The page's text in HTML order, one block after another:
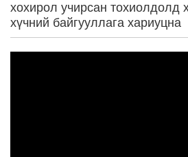
хохирол учирсан тохиолдолд
хүчний байгууллага хариуцна